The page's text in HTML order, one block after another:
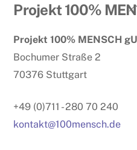
Projekt 100%
Projekt 100% MENSCH
Bochumer Straße 2
70376 Stuttgart
+49 (0)711 - 280 70 240
kontakt@100mensch.de